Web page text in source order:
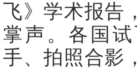
飞》学术报告
掌声。各国
手、拍照合影